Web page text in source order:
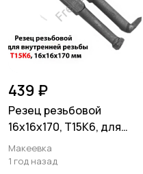
439 ₽
Резец резьбовой
16х16х170, Т15К6, для
внутренней резьбы, 2662-
0005.
Макеевка
1 год назад